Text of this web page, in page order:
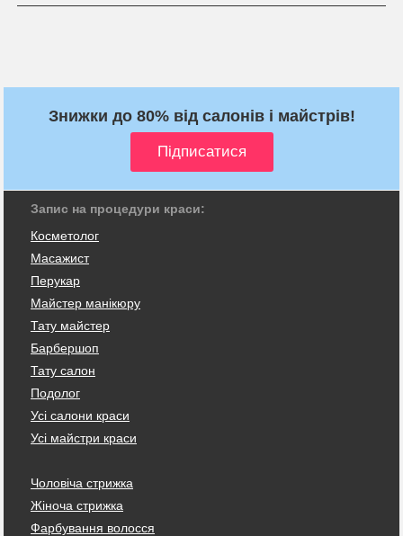
Знижки до 80% від салонів і майстрів!
Запис на процедури краси:
Косметолог
Масажист
Перукар
Майстер манікюру
Тату майстер
Барбершоп
Тату салон
Подолог
Усі салони краси
Усі майстри краси
Чоловіча стрижка
Жіноча стрижка
Фарбування волосся